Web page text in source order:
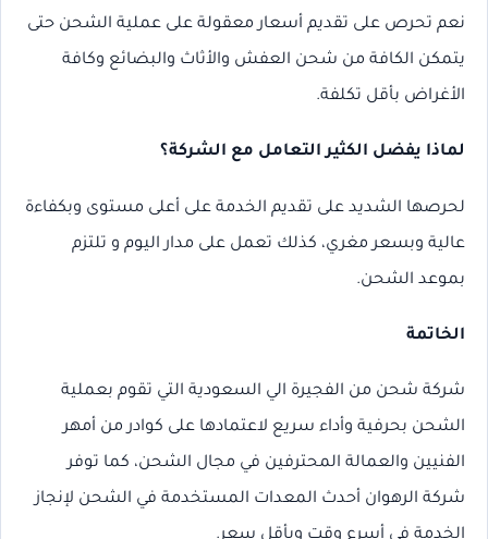
نعم تحرص على تقديم أسعار معقولة على عملية الشحن حتى
يتمكن الكافة من شحن العفش والأثاث والبضائع وكافة
الأغراض بأقل تكلفة.
لماذا يفضل الكثير التعامل مع الشركة؟
لحرصها الشديد على تقديم الخدمة على أعلى مستوى وبكفاءة
عالية وبسعر مغري، كذلك تعمل على مدار اليوم و تلتزم
بموعد الشحن.
الخاتمة
شركة شحن من الفجيرة الي السعودية التي تقوم بعملية
الشحن بحرفية وأداء سريع لاعتمادها على كوادر من أمهر
الفنيين والعمالة المحترفين في مجال الشحن، كما توفر
شركة الرهوان أحدث المعدات المستخدمة في الشحن لإنجاز
الخدمة في أسرع وقت وبأقل سعر.